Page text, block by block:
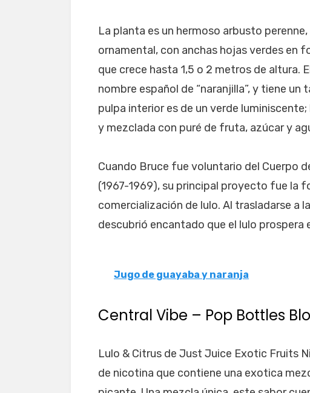
La planta es un hermoso arbusto
ornamental, con anchas hojas verdes en
que crece hasta 1,5 o 2 metros de altura.
nombre español de “naranjilla”, y tiene
pulpa interior es de un verde
y mezclada con puré de fruta, azúcar y
Cuando Bruce fue voluntario del Cuerpo
(1967-1969), su principal proyecto fue la
comercialización de lulo. Al trasladarse a
descubrió encantado que el lulo prospera
Jugo de guayaba y naranja
Central Vibe – Pop Bottles
Lulo & Citrus de Just Juice Exotic Fruits
de nicotina que contiene una exotica